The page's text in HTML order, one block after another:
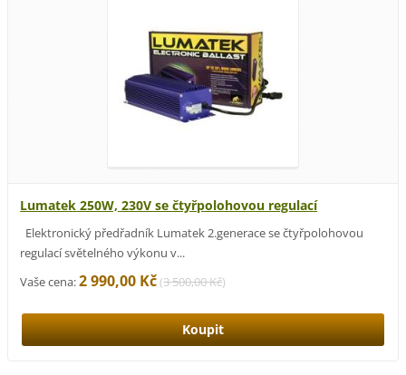
Lumatek 250W, 230V se čtyřpolohovou regulací
Elektronický předřadník Lumatek 2.generace se čtyřpolohovou
regulací světelného výkonu v...
Vaše cena:2 990,00 Kč(3 500,00 Kč)